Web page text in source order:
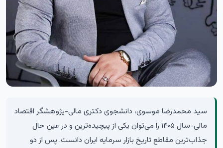
سید محمدرضا موسوی، دانشجوی دکتری مالی-پژوهشگر اقتصاد
مالی-سال ۱۴۰۵ را می‌توان یکی از پیچیده‌ترین و در عین حال
جذاب‌ترین مقاطع تاریخ بازار سرمایه ایران دانست. پس از دو